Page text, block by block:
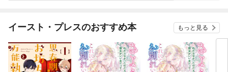
イースト・プレスのおすすめ本 もっと見る